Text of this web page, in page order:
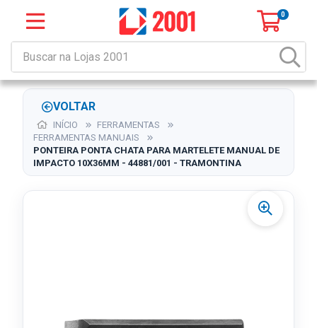
0
VOLTAR
INÍCIO
FERRAMENTAS
FERRAMENTAS MANUAIS
PONTEIRA PONTA CHATA PARA MARTELETE MANUAL DE
IMPACTO 10X36MM - 44881/001 - TRAMONTINA